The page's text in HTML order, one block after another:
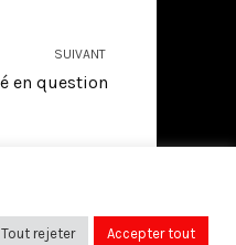
SUIVANT
en question
NOUS SUR:
Tout rejeter Accepter tout